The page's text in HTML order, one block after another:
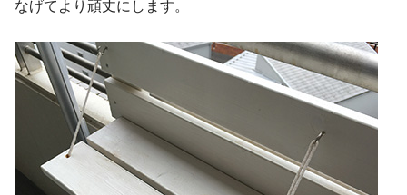
なげてより頑丈にします。